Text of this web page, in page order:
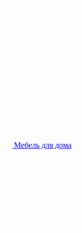
Мебель для дома